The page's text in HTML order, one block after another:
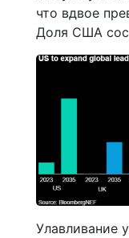
что вдвое
Доля США
Улавливание